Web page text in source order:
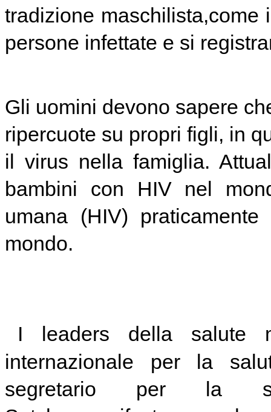
tradizione maschilista,come
persone infettate e si
Gli uomini devono sapere
ripercuote su propri figli, in
il virus nella famiglia.
bambini con HIV nel
umana (HIV)
mondo.
I leaders della salute
internazionale per la
segretario per la